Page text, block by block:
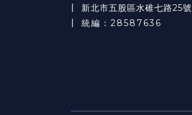
新北市五股區水碓七路25號
┃ 統編：28587636